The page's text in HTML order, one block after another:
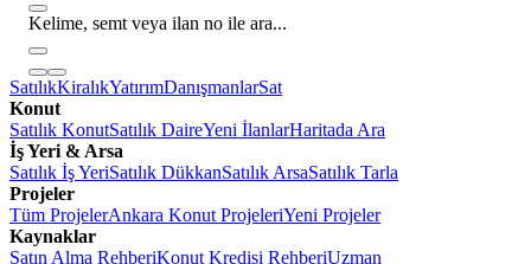
Kelime, semt veya ilan no ile ara...
SatılıkKiralıkYatırımDanışmanlarSat
Konut
Satılık KonutSatılık DaireYeni İlanlarHaritada Ara
İş Yeri & Arsa
Satılık İş YeriSatılık DükkanSatılık ArsaSatılık Tarla
Projeler
Tüm ProjelerAnkara Konut ProjeleriYeni Projeler
Kaynaklar
Satın Alma RehberiKonut Kredisi RehberiUzman